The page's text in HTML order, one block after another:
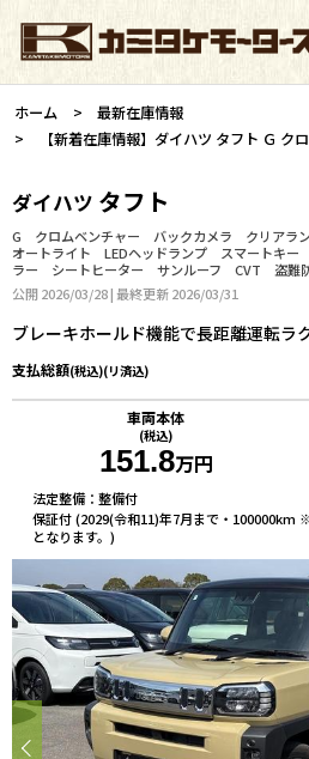
ホーム
最新在庫情報
【新着在庫情報】ダイハツ タフト Ｇ ク
ダイハツ タフト
G クロムベンチャー バックカメラ クリアラ
オートライト LEDヘッドランプ スマートキ
ラー シートヒーター サンルーフ CVT 盗難
公開 2026/03/28 | 最終更新 2026/03/31
ブレーキホールド機能で長距離運転ラ
支払総額(税込)(リ済込)
車両本体
(税込)
151.8万円
法定整備：整備付
保証付 (2029(令和11)年7月まで・100000km
となります。)